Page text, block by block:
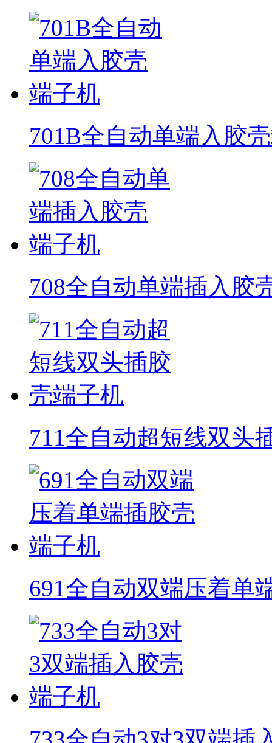
701B全自动单端入胶
708全自动单端插入胶
711全自动超短线双头
691全自动双端压着单